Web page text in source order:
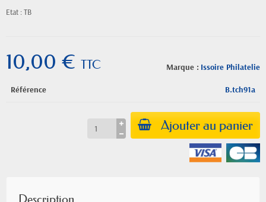
Etat : TB
Marque : Issoire Philatelie
10,00 € TTC
Référence B.tch91a
Ajouter au panier
Description